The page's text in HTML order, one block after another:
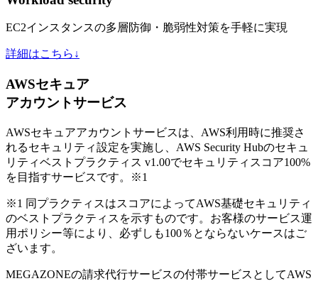
EC2インスタンスの多層防御・脆弱性対策を手軽に実現
詳細はこちら↓
AWSセキュア
アカウントサービス
AWSセキュアアカウントサービスは、AWS利用時に推奨さ
れるセキュリティ設定を実施し、AWS Security Hubのセキュ
リティベストプラクティス v1.00でセキュリティスコア100%
を目指すサービスです。
※1
※1 同プラクティスはスコアによってAWS基礎セキュリティ
のベストプラクティスを示すものです。お客様のサービス運
用ポリシー等により、必ずしも100％とならないケースはご
ざいます。
MEGAZONEの請求代行サービスの付帯サービスとしてAWS